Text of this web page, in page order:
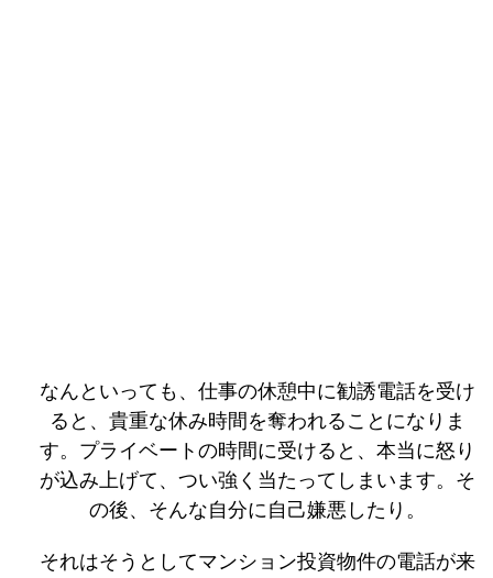
なんといっても、仕事の休憩中に勧誘電話を受け
ると、貴重な休み時間を奪われることになりま
す。プライベートの時間に受けると、本当に怒り
が込み上げて、つい強く当たってしまいます。そ
の後、そんな自分に自己嫌悪したり。
それはそうとしてマンション投資物件の電話が来